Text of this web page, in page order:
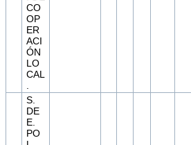
CO
OP
ER
ACI
ÓN
LO
CAL
.
S.
DE
E.
PO